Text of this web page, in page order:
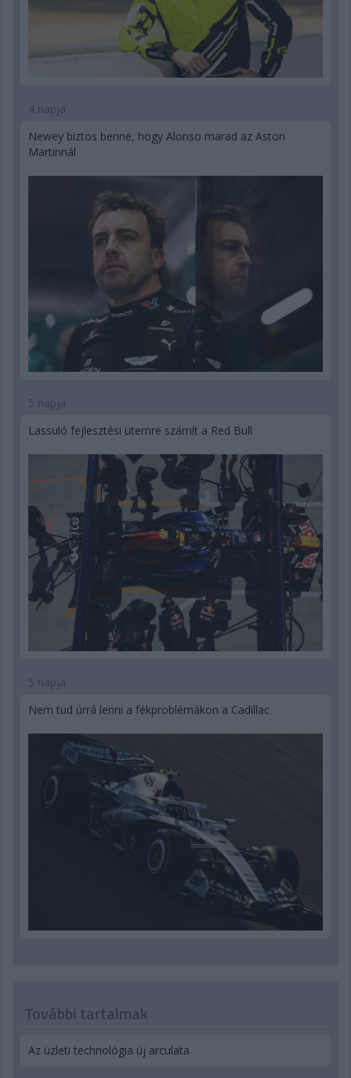
4 napja
Newey biztos benne, hogy Alonso marad az Aston
Martinnál
5 napja
Lassuló fejlesztési ütemre számít a Red Bull
5 napja
Nem tud úrrá lenni a fékproblémákon a Cadillac
További tartalmak
Az üzleti technológia új arculata